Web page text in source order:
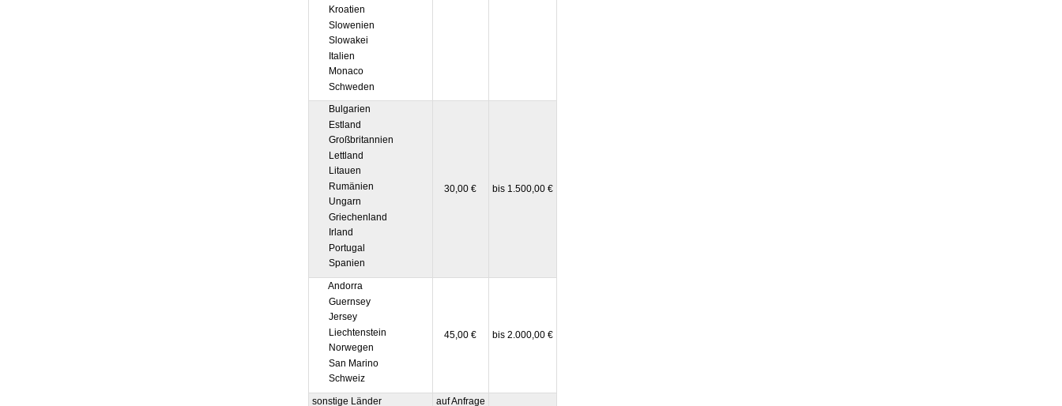
Kroatien
Slowenien
Slowakei
Italien
Monaco
Schweden
Bulgarien
Estland
Großbritannien
Lettland
Litauen
Rumänien
Ungarn
Griechenland
Irland
Portugal
Spanien
30,00 € bis 1.500,00 €
Andorra
Guernsey
Jersey
Liechtenstein
Norwegen
San Marino
Schweiz
45,00 € bis 2.000,00 €
sonstige Länder auf Anfrage